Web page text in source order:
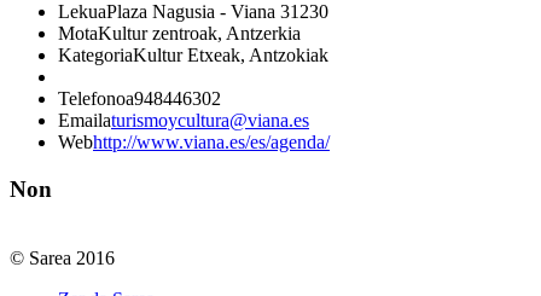
LekuaPlaza Nagusia - Viana 31230
MotaKultur zentroak, Antzerkia
KategoriaKultur Etxeak, Antzokiak
Telefonoa948446302
Emailaturismoycultura@viana.es
Webhttp://www.viana.es/es/agenda/
Non
© Sarea 2016